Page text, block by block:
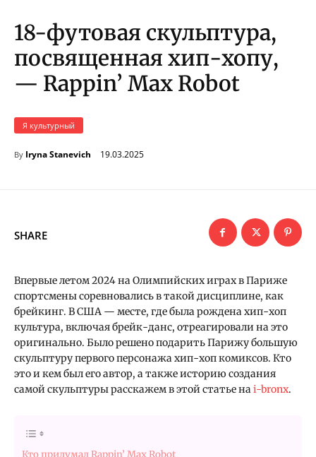
18-футовая скульптура,
посвященная хип-хопу,
— Rappin’ Max Robot
Я культурный
By Iryna Stanevich 19.03.2025
SHARE
Впервые летом 2024 на Олимпийских играх в Париже
спортсмены соревновались в такой дисциплине, как
брейкинг. В США — месте, где была рождена хип-хоп
культура, включая брейк-данс, отреагировали на это
оригинально. Было решено подарить Парижу большую
скульптуру первого персонажа хип-хоп комиксов. Кто
это и кем был его автор, а также историю создания
самой скульптуры расскажем в этой статье наi-bronx.